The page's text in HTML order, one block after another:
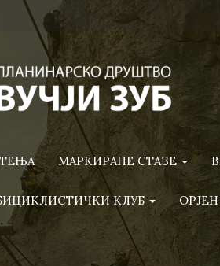
МАРКИРАНЕ СТАЗЕ
КЛУБ ОРЈЕН